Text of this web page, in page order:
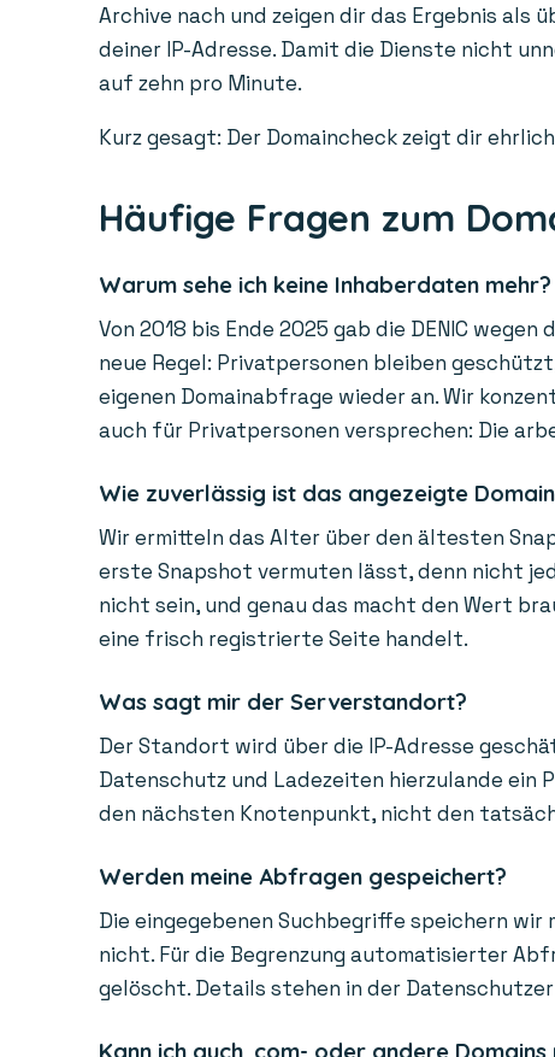
Archive nach und zeigen dir das Ergebnis als
deiner IP-Adresse. Damit die Dienste nicht
auf zehn pro Minute.
Kurz gesagt: Der Domaincheck zeigt dir
Häufige Fragen zum
Warum sehe ich keine Inhaberdaten mehr?
Von 2018 bis Ende 2025 gab die DENIC
neue Regel: Privatpersonen bleiben
eigenen Domainabfrage wieder an. Wir
auch für Privatpersonen versprechen: Die
Wie zuverlässig ist das angezeigte
Wir ermitteln das Alter über den ältesten
erste Snapshot vermuten lässt, denn nicht
nicht sein, und genau das macht den Wert
eine frisch registrierte Seite handelt.
Was sagt mir der Serverstandort?
Der Standort wird über die IP-Adresse
Datenschutz und Ladezeiten hierzulande ein
den nächsten Knotenpunkt, nicht den
Werden meine Abfragen gespeichert?
Die eingegebenen Suchbegriffe speichern
nicht. Für die Begrenzung automatisierter
gelöscht. Details stehen in der